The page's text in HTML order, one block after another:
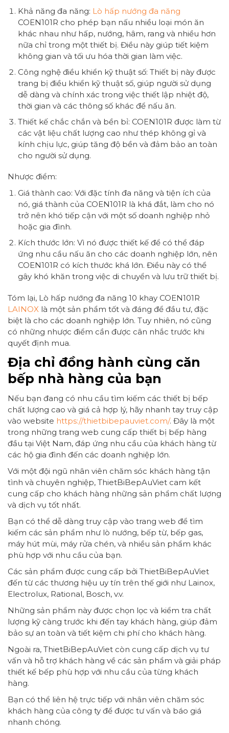
Khả năng đa năng: Lò hấp nướng đa năng
COEN101R cho phép bạn nấu nhiều loại món ăn
khác nhau như hấp, nướng, hâm, rang và nhiều hơn
nữa chỉ trong một thiết bị. Điều này giúp tiết kiệm
không gian và tối ưu hóa thời gian làm việc.
Công nghệ điều khiển kỹ thuật số: Thiết bị này được
trang bị điều khiển kỹ thuật số, giúp người sử dụng
dễ dàng và chính xác trong việc thiết lập nhiệt độ,
thời gian và các thông số khác để nấu ăn.
Thiết kế chắc chắn và bền bỉ: COEN101R được làm từ
các vật liệu chất lượng cao như thép không gỉ và
kính chịu lực, giúp tăng độ bền và đảm bảo an toàn
cho người sử dụng.
Nhược điểm:
Giá thành cao: Với đặc tính đa năng và tiện ích của
nó, giá thành của COEN101R là khá đắt, làm cho nó
trở nên khó tiếp cận với một số doanh nghiệp nhỏ
hoặc gia đình.
Kích thước lớn: Vì nó được thiết kế để có thể đáp
ứng nhu cầu nấu ăn cho các doanh nghiệp lớn, nên
COEN101R có kích thước khá lớn. Điều này có thể
gây khó khăn trong việc di chuyển và lưu trữ thiết bị.
Tóm lại, Lò hấp nướng đa năng 10 khay COEN101R
LAINOX là một sản phẩm tốt và đáng để đầu tư, đặc
biệt là cho các doanh nghiệp lớn. Tuy nhiên, nó cũng
có những nhược điểm cần được cân nhắc trước khi
quyết định mua.
Địa chỉ đồng hành cùng căn
bếp nhà hàng của bạn
Nếu bạn đang có nhu cầu tìm kiếm các thiết bị bếp
chất lượng cao và giá cả hợp lý, hãy nhanh tay truy cập
vào website https://thietbibepauviet.com/. Đây là một
trong những trang web cung cấp thiết bị bếp hàng
đầu tại Việt Nam, đáp ứng nhu cầu của khách hàng từ
các hộ gia đình đến các doanh nghiệp lớn.
Với một đội ngũ nhân viên chăm sóc khách hàng tận
tình và chuyên nghiệp, ThietBiBepAuViet cam kết
cung cấp cho khách hàng những sản phẩm chất lượng
và dịch vụ tốt nhất.
Bạn có thể dễ dàng truy cập vào trang web để tìm
kiếm các sản phẩm như lò nướng, bếp từ, bếp gas,
máy hút mùi, máy rửa chén, và nhiều sản phẩm khác
phù hợp với nhu cầu của bạn.
Các sản phẩm được cung cấp bởi ThietBiBepAuViet
đến từ các thương hiệu uy tín trên thế giới như Lainox,
Electrolux, Rational, Bosch, v.v.
Những sản phẩm này được chọn lọc và kiểm tra chất
lượng kỹ càng trước khi đến tay khách hàng, giúp đảm
bảo sự an toàn và tiết kiệm chi phí cho khách hàng.
Ngoài ra, ThietBiBepAuViet còn cung cấp dịch vụ tư
vấn và hỗ trợ khách hàng về các sản phẩm và giải pháp
thiết kế bếp phù hợp với nhu cầu của từng khách
hàng.
Bạn có thể liên hệ trực tiếp với nhân viên chăm sóc
khách hàng của công ty để được tư vấn và báo giá
nhanh chóng.